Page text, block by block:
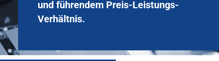
und führendem Preis-Leistungs-
Verhältnis.